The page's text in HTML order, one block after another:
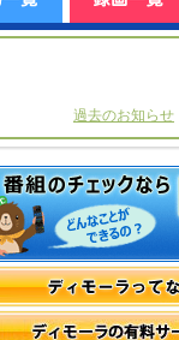
過去のお知らせ